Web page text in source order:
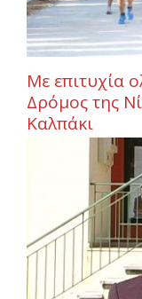
Με επιτυχία
Δρόμος της
Καλπάκι